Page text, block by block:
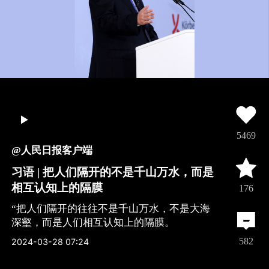
@人民日报客户端
习语 | 把人们隔开的不是千山万水，而是
相互认知上的隔膜
“把人们隔开的往往不是千山万水，不是大海
深壑，而是人们相互认知上的隔膜。
全文
2024-03-28 07:24
5469
176
582